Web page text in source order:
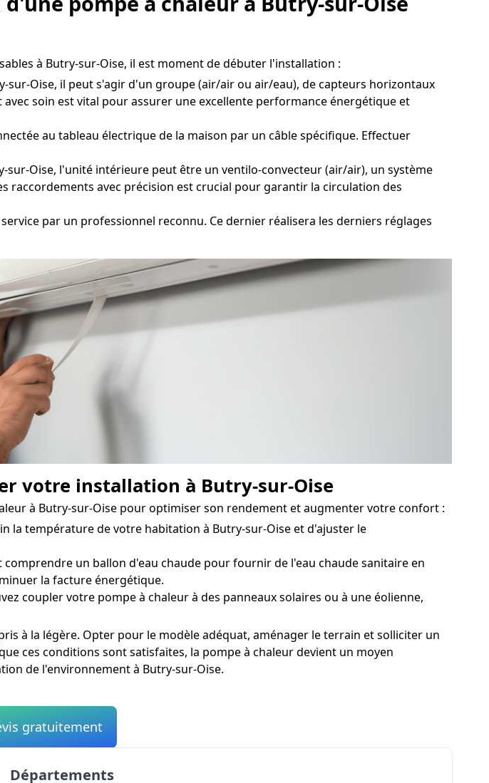
à Butry-sur-Oise, il est moment de débuter l'installation :
sur-Oise, il peut s'agir d'un groupe (air/air ou air/eau), de capteurs horizontaux
soin est vital pour assurer une excellente performance énergétique et
au tableau électrique de la maison par un câble spécifique. Effectuer
sur-Oise, l'unité intérieure peut être un ventilo-convecteur (air/air), un système
raccordements avec précision est crucial pour garantir la circulation des
par un professionnel reconnu. Ce dernier réalisera les derniers réglages
votre installation à Butry-sur-Oise
à Butry-sur-Oise pour optimiser son rendement et augmenter votre confort :
la température de votre habitation à Butry-sur-Oise et d'ajuster le
comprendre un ballon d'eau chaude pour fournir de l'eau chaude sanitaire en
la facture énergétique.
coupler votre pompe à chaleur à des panneaux solaires ou à une éolienne,
à la légère. Opter pour le modèle adéquat, aménager le terrain et solliciter un
ces conditions sont satisfaites, la pompe à chaleur devient un moyen
de l'environnement à Butry-sur-Oise.
gratuitement
Départements